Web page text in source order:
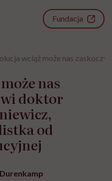
Fundacja
wciąż może nas
nas
doktor
od